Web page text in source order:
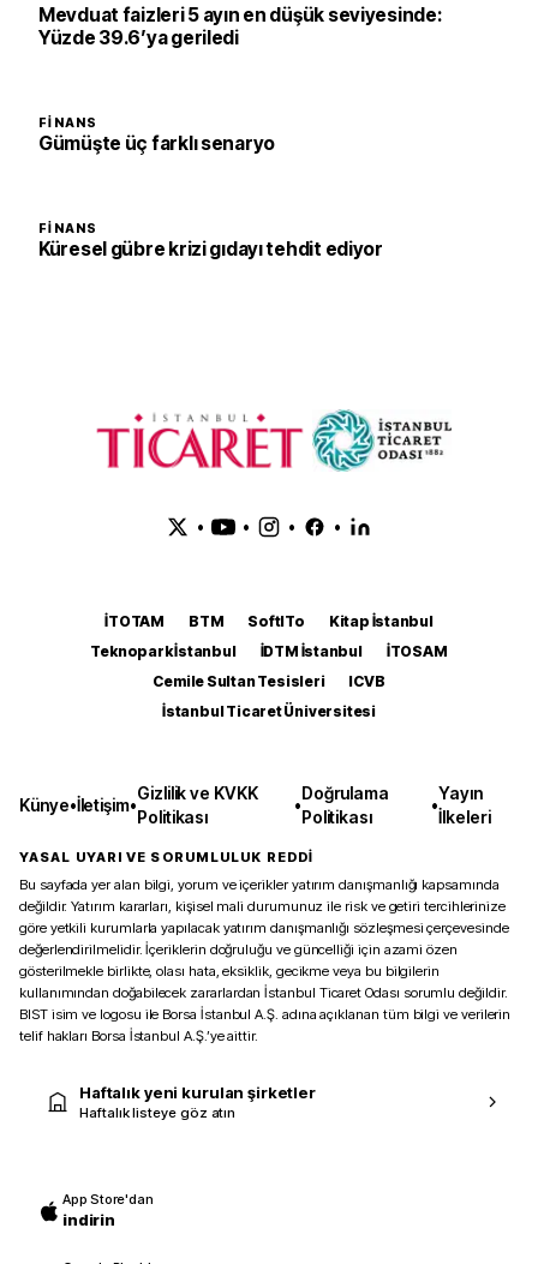
Mevduat faizleri 5 ayın en düşük seviyesinde:
Yüzde 39.6’ya geriledi
FINANS
Gümüşte üç farklı senaryo
FINANS
Küresel gübre krizi gıdayı tehdit ediyor
• • • •
İTOTAM BTM SoftITo
Kitap İstanbul
Teknopark İstanbul
İDTM İstanbul
İTOSAM
Cemile Sultan Tesisleri
ICVB
İstanbul Ticaret Üniversitesi
Künye•İletişim•
Gizlilik ve KVKK
Politikası
•
Doğrulama
Politikası
•
Yayın
İlkeleri
YASAL UYARI VE SORUMLULUK REDDİ
Bu sayfada yer alan bilgi, yorum ve içerikler yatırım danışmanlığı kapsamında
değildir. Yatırım kararları, kişisel mali durumunuz ile risk ve getiri tercihlerinize
göre yetkili kurumlarla yapılacak yatırım danışmanlığı sözleşmesi çerçevesinde
değerlendirilmelidir. İçeriklerin doğruluğu ve güncelliği için azami özen
gösterilmekle birlikte, olası hata, eksiklik, gecikme veya bu bilgilerin
kullanımından doğabilecek zararlardan İstanbul Ticaret Odası sorumlu değildir.
BIST isim ve logosu ile Borsa İstanbul A.Ş. adına açıklanan tüm bilgi ve verilerin
telif hakları Borsa İstanbul A.Ş.’ye aittir.
Haftalık yeni kurulan şirketler
Haftalık listeye göz atın
App Store'dan
indirin